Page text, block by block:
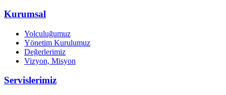
Kurumsal
Yolculuğumuz
Yönetim Kurulumuz
Değerlerimiz
Vizyon, Misyon
Servislerimiz